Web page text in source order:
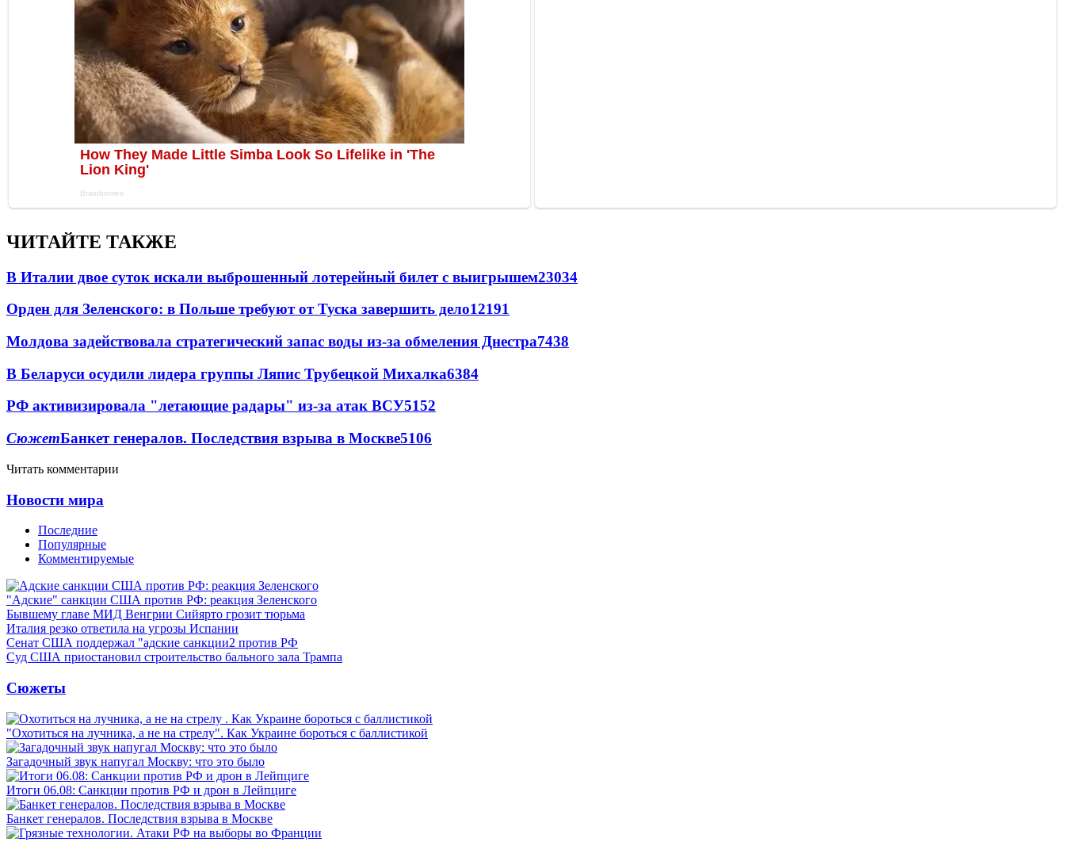
ЧИТАЙТЕ ТАКЖЕ
В Италии двое суток искали выброшенный лотерейный билет с выигрышем23034
Орден для Зеленского: в Польше требуют от Туска завершить дело12191
Молдова задействовала стратегический запас воды из-за обмеления Днестра7438
В Беларуси осудили лидера группы Ляпис Трубецкой Михалка6384
РФ активизировала "летающие радары" из-за атак ВСУ5152
СюжетБанкет генералов. Последствия взрыва в Москве5106
Читать комментарии
Новости мира
Последние
Популярные
Комментируемые
"Адские" санкции США против РФ: реакция Зеленского
Бывшему главе МИД Венгрии Сийярто грозит тюрьма
Италия резко ответила на угрозы Испании
Сенат США поддержал "адские санкции2 против РФ
Суд США приостановил строительство бального зала Трампа
Сюжеты
"Охотиться на лучника, а не на стрелу". Как Украине бороться с баллистикой
Загадочный звук напугал Москву: что это было
Итоги 06.08: Санкции против РФ и дрон в Лейпциге
Банкет генералов. Последствия взрыва в Москве